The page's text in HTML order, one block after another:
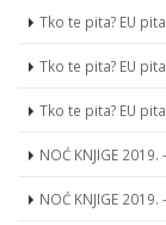
Tko te pita? EU
Tko te pita? EU
Tko te pita? EU
NOĆ KNJIGE 2019.
NOĆ KNJIGE 2019.